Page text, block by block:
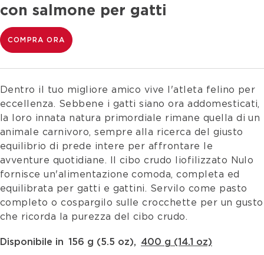
con salmone per gatti
COMPRA ORA
Dentro il tuo migliore amico vive l'atleta felino per
eccellenza. Sebbene i gatti siano ora addomesticati,
la loro innata natura primordiale rimane quella di un
animale carnivoro, sempre alla ricerca del giusto
equilibrio di prede intere per affrontare le
avventure quotidiane. Il cibo crudo liofilizzato Nulo
fornisce un'alimentazione comoda, completa ed
equilibrata per gatti e gattini. Servilo come pasto
completo o cospargilo sulle crocchette per un gusto
che ricorda la purezza del cibo crudo.
Disponibile in 156 g (5.5 oz), 400 g (14.1 oz)